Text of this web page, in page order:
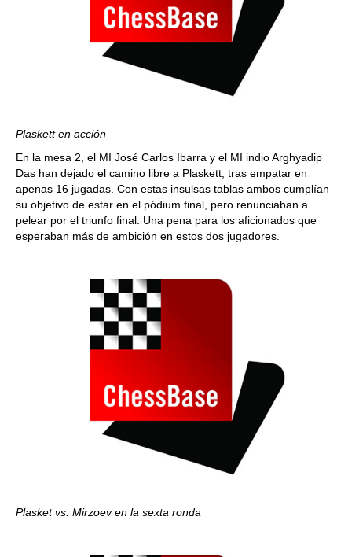
Plaskett en acción
En la mesa 2, el MI José Carlos Ibarra y el MI indio Arghyadip
Das han dejado el camino libre a Plaskett, tras empatar en
apenas 16 jugadas. Con estas insulsas tablas ambos cumplían
su objetivo de estar en el pódium final, pero renunciaban a
pelear por el triunfo final. Una pena para los aficionados que
esperaban más de ambición en estos dos jugadores.
Plasket vs. Mirzoev en la sexta ronda